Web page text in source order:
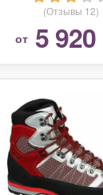
(Отзывы 12)
от 5 920